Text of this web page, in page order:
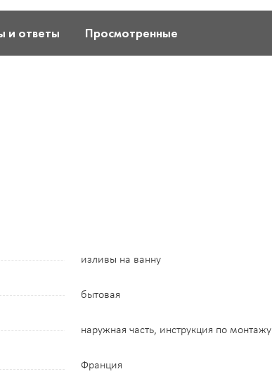
и ответы Просмотренные
изливы на ванну
бытовая
наружная часть, инструкция по монтажу
Франция